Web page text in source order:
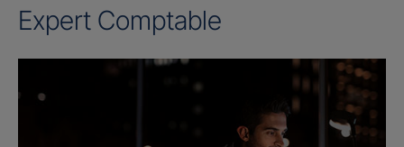
Expert Comptable